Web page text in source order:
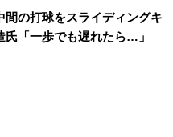
間の打球をスライディングキ
氏「一歩でも遅れたら…」